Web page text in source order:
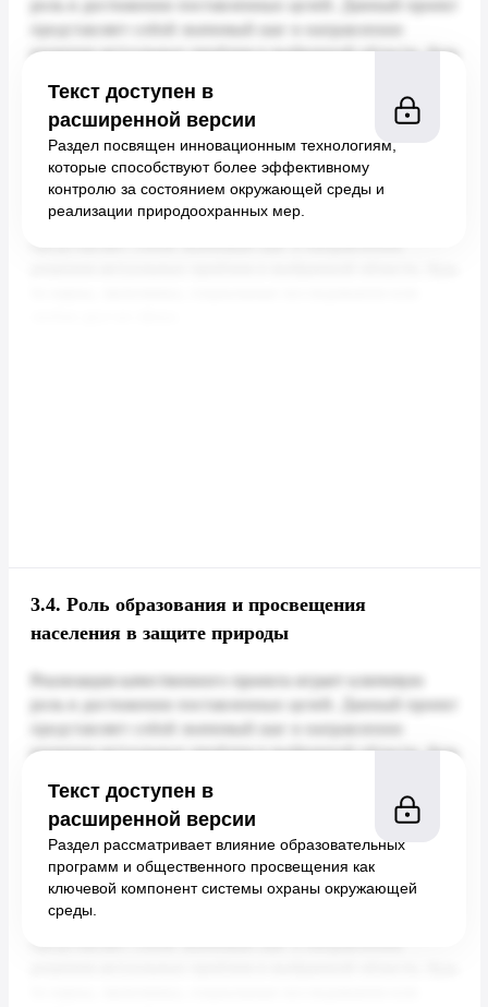
Текст доступен в
расширенной версии
Раздел посвящен инновационным технологиям,
которые способствуют более эффективному
контролю за состоянием окружающей среды и
реализации природоохранных мер.
3.4. Роль образования и просвещения
населения в защите природы
Текст доступен в
расширенной версии
Раздел рассматривает влияние образовательных
программ и общественного просвещения как
ключевой компонент системы охраны окружающей
среды.